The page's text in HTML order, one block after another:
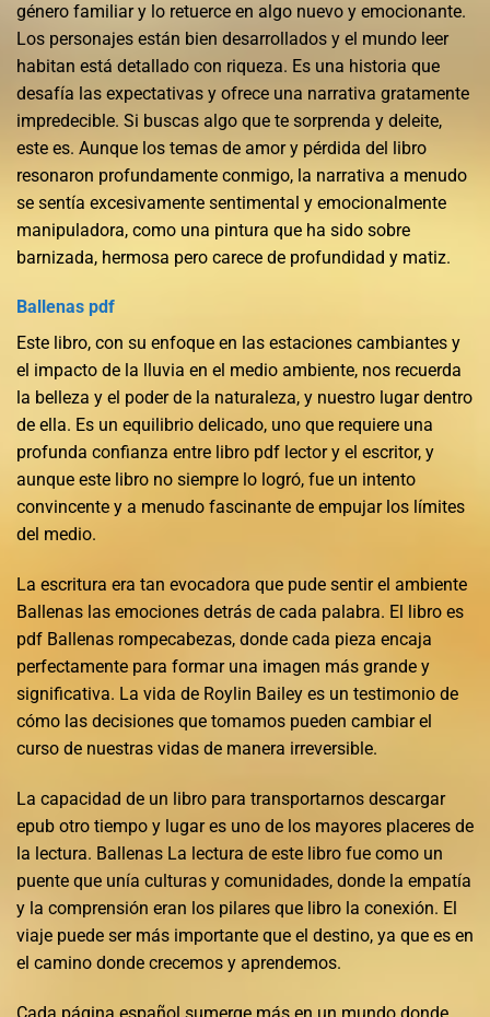
género familiar y lo retuerce en algo nuevo y emocionante.
Los personajes están bien desarrollados y el mundo leer
habitan está detallado con riqueza. Es una historia que
desafía las expectativas y ofrece una narrativa gratamente
impredecible. Si buscas algo que te sorprenda y deleite,
este es. Aunque los temas de amor y pérdida del libro
resonaron profundamente conmigo, la narrativa a menudo
se sentía excesivamente sentimental y emocionalmente
manipuladora, como una pintura que ha sido sobre
barnizada, hermosa pero carece de profundidad y matiz.
Ballenas pdf
Este libro, con su enfoque en las estaciones cambiantes y
el impacto de la lluvia en el medio ambiente, nos recuerda
la belleza y el poder de la naturaleza, y nuestro lugar dentro
de ella. Es un equilibrio delicado, uno que requiere una
profunda confianza entre libro pdf lector y el escritor, y
aunque este libro no siempre lo logró, fue un intento
convincente y a menudo fascinante de empujar los límites
del medio.
La escritura era tan evocadora que pude sentir el ambiente
Ballenas las emociones detrás de cada palabra. El libro es
pdf Ballenas rompecabezas, donde cada pieza encaja
perfectamente para formar una imagen más grande y
significativa. La vida de Roylin Bailey es un testimonio de
cómo las decisiones que tomamos pueden cambiar el
curso de nuestras vidas de manera irreversible.
La capacidad de un libro para transportarnos descargar
epub otro tiempo y lugar es uno de los mayores placeres de
la lectura. Ballenas La lectura de este libro fue como un
puente que unía culturas y comunidades, donde la empatía
y la comprensión eran los pilares que libro la conexión. El
viaje puede ser más importante que el destino, ya que es en
el camino donde crecemos y aprendemos.